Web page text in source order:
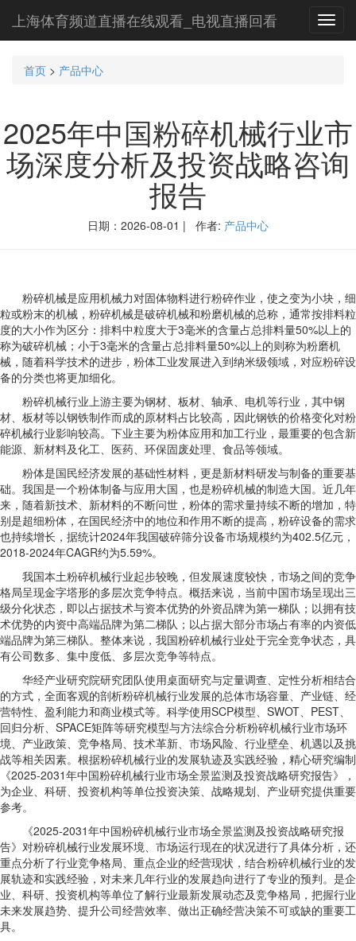
上海体育频道直播在线观看_电视直播回看
首页 > 产品中心
2025年中国粉碎机械行业市
场深度分析及投资战略咨询
报告
日期：2026-08-01 | 作者: 产品中心
粉碎机械是应用机械力对固体物料进行粉碎作业，使之变为小块，细
粒或粉末的机械，粉碎机械是破碎机械和粉磨机械的总称，通常按排料粒
度的大小作为区分：排料中粒度大于3毫米的含量占总排料量50%以上的
称为破碎机械；小于3毫米的含量占总排料量50%以上的则称为粉磨机
械，随着科学技术的进步，粉体工业发展进入到纳米级领域，对应粉碎设
备的分类也将更加细化。
粉碎机械行业上游主要为钢材、板材、轴承、电机等行业，其中钢
材、板材等以钢铁制作而成的原材料占比较高，因此钢铁的价格变化对粉
碎机械行业影响较高。下业主要为粉体应用和加工行业，最重要的包含新
能源、新材料及化工、医药、环保固废处理、食品等领域。
粉体是国民经济发展的基础性材料，更是新材料研发与制备的重要基
础。我国是一个粉体制备与应用大国，也是粉碎机械的制造大国。近几年
来，随着新技术、新材料的不断问世，粉体的需求量持续不断的增加，特
别是超细粉体，在国民经济中的地位和作用不断的提高，粉碎设备的需求
也持续增长，据统计2024年我国破碎筛分设备市场规模约为402.5亿元，
2018-2024年CAGR约为5.59%。
我国本土粉碎机械行业起步较晚，但发展速度较快，市场之间的竞争
格局呈现金字塔形的多层次竞争特点。概括来说，当前中国市场呈现出三
级分化状态，即以占据技术与资本优势的外资品牌为第一梯队；以拥有技
术优势的内资中高端品牌为第二梯队；以占据大部分市场占有率的内资低
端品牌为第三梯队。整体来说，我国粉碎机械行业处于完全竞争状态，具
有公司数多、集中度低、多层次竞争等特点。
华经产业研究院研究团队使用桌面研究与定量调查、定性分析相结合
的方式，全面客观的剖析粉碎机械行业发展的总体市场容量、产业链、经
营特性、盈利能力和商业模式等。科学使用SCP模型、SWOT、PEST、
回归分析、SPACE矩阵等研究模型与方法综合分析粉碎机械行业市场环
境、产业政策、竞争格局、技术革新、市场风险、行业壁垒、机遇以及挑
战等相关因素。根据粉碎机械行业的发展轨迹及实践经验，精心研究编制
《2025-2031年中国粉碎机械行业市场全景监测及投资战略研究报告》，
为企业、科研、投资机构等单位投资决策、战略规划、产业研究提供重要
参考。
《2025-2031年中国粉碎机械行业市场全景监测及投资战略研究报
告》对粉碎机械行业发展环境、市场运行现在的状况进行了具体分析，还
重点分析了行业竞争格局、重点企业的经营现状，结合粉碎机械行业的发
展轨迹和实践经验，对未来几年行业的发展趋向进行了专业的预判。是企
业、科研、投资机构等单位了解行业最新发展动态及竞争格局，把握行业
未来发展趋势、提升公司经营效率、做出正确经营决策不可或缺的重要工
具。